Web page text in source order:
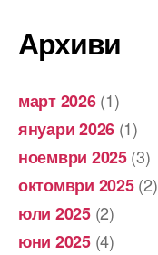
Архиви
март 2026(1)
януари 2026 (1)
ноември 2025(3)
октомври 2025(2)
юли 2025(2)
юни 2025(4)